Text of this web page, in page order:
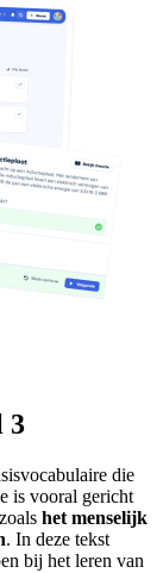
3
die
is vooral gericht
het menselijk
. In deze tekst
bij het leren van